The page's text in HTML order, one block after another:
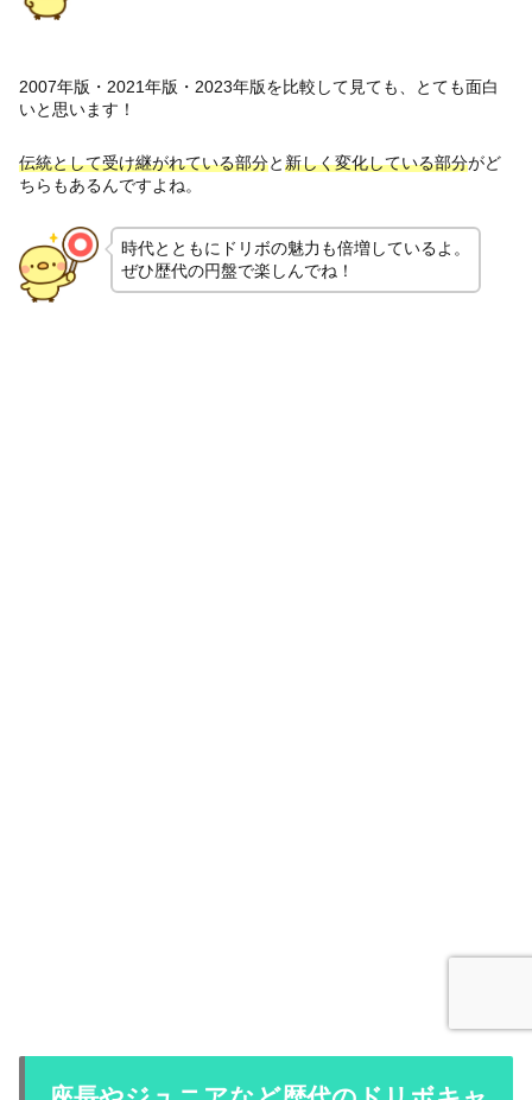
2007年版・2021年版・2023年版を比較して見ても、とても面白
いと思います！
伝統として受け継がれている部分と新しく変化している部分がど
ちらもあるんですよね。
時代とともにドリボの魅力も倍増しているよ。
ぜひ歴代の円盤で楽しんでね！